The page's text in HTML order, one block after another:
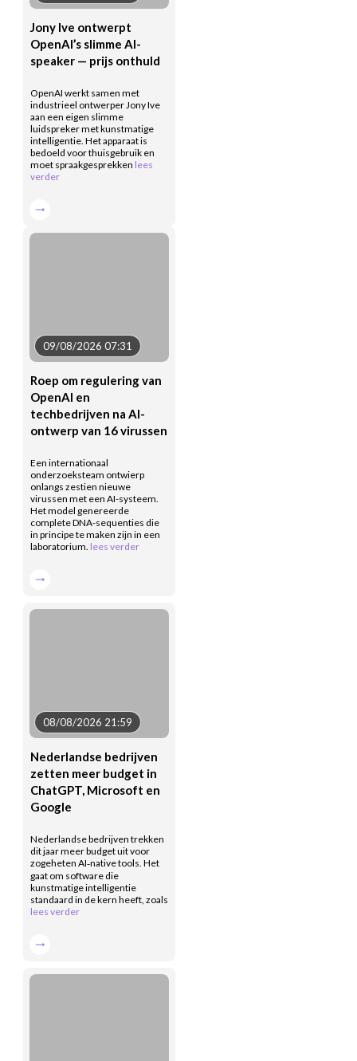
Jony Ive ontwerpt
OpenAI’s slimme AI-
speaker — prijs onthuld
OpenAI werkt samen met
industrieel ontwerper Jony Ive
aan een eigen slimme
luidspreker met kunstmatige
intelligentie. Het apparaat is
bedoeld voor thuisgebruik en
moet spraakgesprekken lees
verder
09/08/2026 07:31
Roep om regulering van
OpenAI en
techbedrijven na AI-
ontwerp van 16 virussen
Een internationaal
onderzoeksteam ontwierp
onlangs zestien nieuwe
virussen met een AI-systeem.
Het model genereerde
complete DNA-sequenties die
in principe te maken zijn in een
laboratorium. lees verder
08/08/2026 21:59
Nederlandse bedrijven
zetten meer budget in
ChatGPT, Microsoft en
Google
Nederlandse bedrijven trekken
dit jaar meer budget uit voor
zogeheten AI‑native tools. Het
gaat om software die
kunstmatige intelligentie
standaard in de kern heeft, zoals
lees verder